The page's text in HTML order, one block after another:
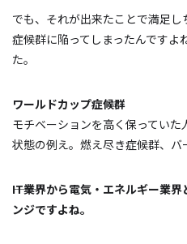
でも、それが出来たことで満足
症候群に陥ってしまったんですよ
た。
ワールドカップ症候群
モチベーションを高く保ってい
状態の例え。燃え尽き症候群、バ
―――IT業界から電気・エネルギー業
ンジですよね。